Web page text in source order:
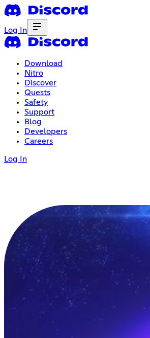
Log In
Download
Nitro
Discover
Quests
Safety
Support
Blog
Developers
Careers
Log In